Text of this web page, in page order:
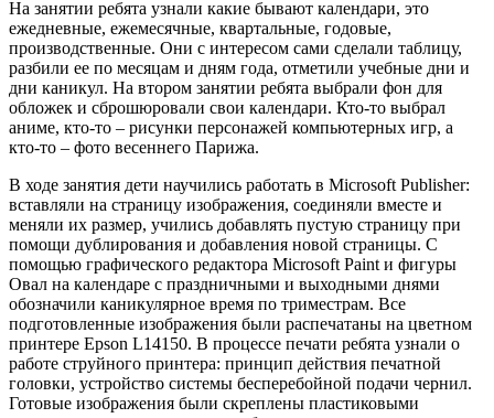
На занятии ребята узнали какие бывают календари, это
ежедневные, ежемесячные, квартальные, годовые,
производственные. Они с интересом сами сделали таблицу,
разбили ее по месяцам и дням года, отметили учебные дни и
дни каникул. На втором занятии ребята выбрали фон для
обложек и сброшюровали свои календари. Кто-то выбрал
аниме, кто-то – рисунки персонажей компьютерных игр, а
кто-то – фото весеннего Парижа.
В ходе занятия дети научились работать в Microsoft Publisher:
вставляли на страницу изображения, соединяли вместе и
меняли их размер, учились добавлять пустую страницу при
помощи дублирования и добавления новой страницы. С
помощью графического редактора Microsoft Paint и фигуры
Овал на календаре с праздничными и выходными днями
обозначили каникулярное время по триместрам. Все
подготовленные изображения были распечатаны на цветном
принтере Epson L14150. В процессе печати ребята узнали о
работе струйного принтера: принцип действия печатной
головки, устройство системы бесперебойной подачи чернил.
Готовые изображения были скреплены пластиковыми